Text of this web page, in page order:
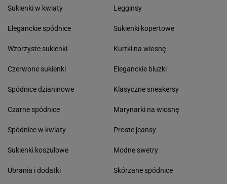
Sukienki w kwiaty
Eleganckie spódnice
Wzorzyste sukienki
Czerwone sukienki
Spódnice dzianinowe
Czarne spódnice
Spódnice w kwiaty
Sukienki koszulowe
Ubrania i dodatki
Legginsy
Sukienki kopertowe
Kurtki na wiosnę
Eleganckie bluzki
Klasyczne sneakersy
Marynarki na wiosnę
Proste jeansy
Modne swetry
Skórzane spódnice